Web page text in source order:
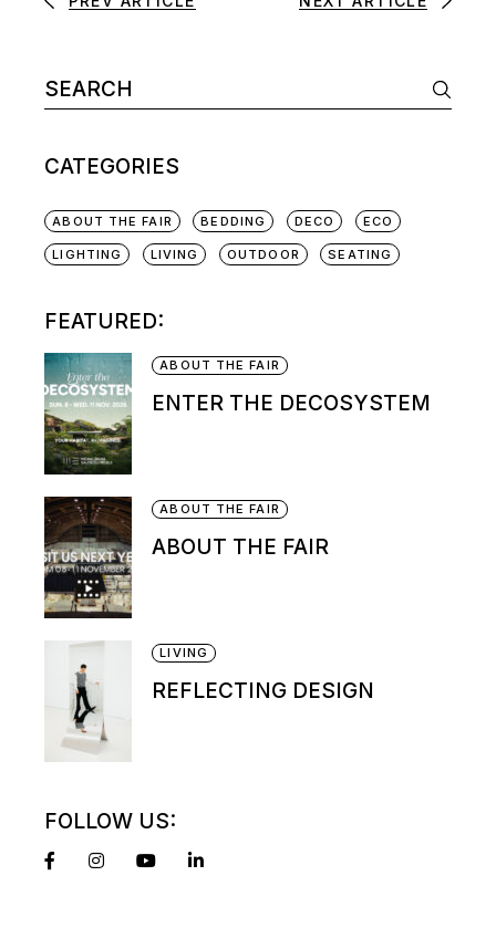
CATEGORIES
ABOUT THE FAIR BEDDING DECO ECO
LIGHTING LIVING OUTDOOR SEATING
FEATURED:
ABOUT THE FAIR
ENTER THE DECOSYSTEM
ABOUT THE FAIR
ABOUT THE FAIR
LIVING
REFLECTING DESIGN
FOLLOW US: